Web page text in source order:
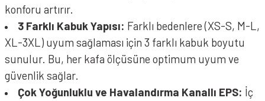
konforu artırır.
3 Farklı Kabuk Yapısı: Farklı bedenlere (XS-S, M-L,
XL-3XL) uyum sağlaması için 3 farklı kabuk boyutu
sunulur. Bu, her kafa ölçüsüne optimum uyum ve
güvenlik sağlar.
Çok Yoğunluklu ve Havalandırma Kanallı EPS: İç